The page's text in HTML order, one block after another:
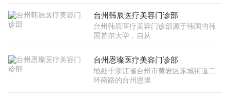
台州韩辰医疗美容门诊部
台州韩辰医疗美容门诊部源于韩国的韩
国首尔大学，自从
台州恩璨医疗美容门诊部
地处于浙江省台州市黄岩区东城街道二
环南路的台州恩璨